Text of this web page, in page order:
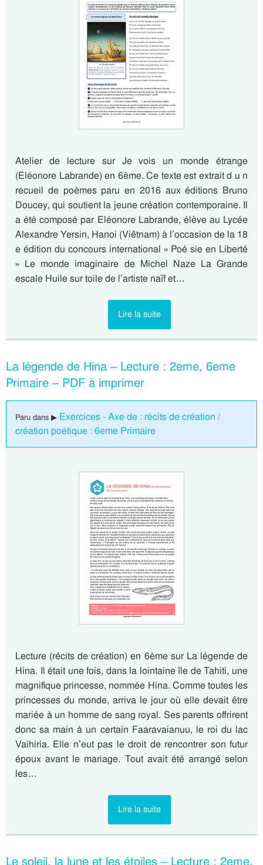
Atelier de lecture sur Je vois un monde étrange
(Eléonore Labrande) en 6ème. Ce texte est extrait d u n
recueil de poèmes paru en 2016 aux éditions Bruno
Doucey, qui soutient la jeune création contemporaine. Il
a été composé par Eléonore Labrande, élève au Lycée
Alexandre Yersin, Hanoi (Viêtnam) à l’occasion de la 18
e édition du concours international « Poé sie en Liberté
» Le monde imaginaire de Michel Naze La Grande
escale Huile sur toile de l’artiste naïf et…
Lire la suite
La légende de Hina – Lecture : 2eme, 6eme
Primaire – PDF à imprimer
Paru dans ▶ Exercices - Axe de : récits de création /
création poétique : 6eme Primaire
Lecture (récits de création) en 6ème sur La légende de
Hina. Il était une fois, dans la lointaine île de Tahiti, une
magnifique princesse, nommée Hina. Comme toutes les
princesses du monde, arriva le jour où elle devait être
mariée à un homme de sang royal. Ses parents offrirent
donc sa main à un certain Faaravaianuu, le roi du lac
Vaihiria. Elle n’eut pas le droit de rencontrer son futur
époux avant le mariage. Tout avait été arrangé selon
les…
Lire la suite
Le soleil, la lune et les étoiles – Lecture : 2eme,